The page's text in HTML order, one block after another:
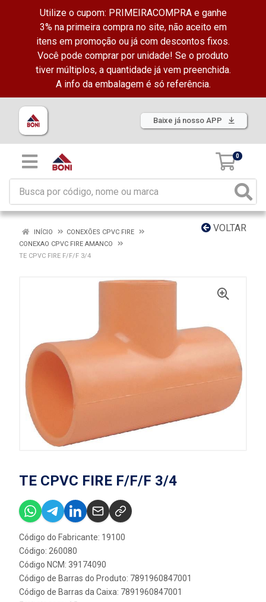
Utilize o cupom: PRIMEIRACOMPRA e ganhe
3% na primeira compra no site, não aceito em
itens em promoção ou já com descontos fixos.
Você pode comprar por unidade! Se o produto
tiver múltiplos, a quantidade já vem preenchida.
A info da embalagem é só referência.
Baixe já nosso APP
0
VOLTAR
INÍCIO
CONEXÕES CPVC FIRE
CONEXAO CPVC FIRE AMANCO
TE CPVC FIRE F/F/F 3/4
TE CPVC FIRE F/F/F 3/4
Código do Fabricante: 19100
Código: 260080
Código NCM: 39174090
Código de Barras do Produto: 7891960847001
Código de Barras da Caixa: 7891960847001